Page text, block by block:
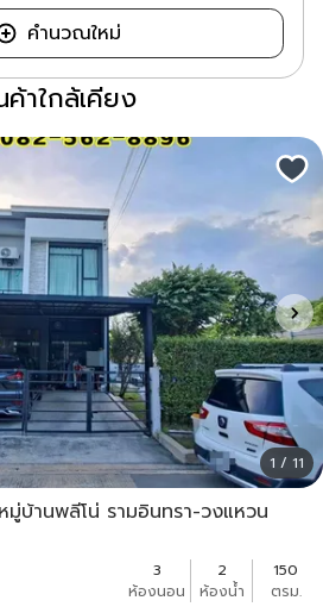
คำนวณใหม่
าใกล้เคียง
1 / 11
บ้านพลีโน่ รามอินทรา-วงแหวน
3
ห้องนอน
2
ห้องน้ำ
150
ตรม.